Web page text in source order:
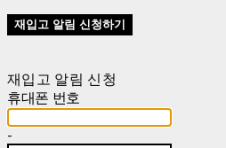
재입고 알림 신청하기
재입고 알림 신청
휴대폰 번호
-